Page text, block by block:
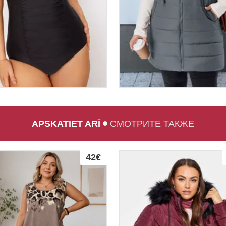
APSKATIET ARĪ СМОТРИТЕ ТАКЖЕ
42€